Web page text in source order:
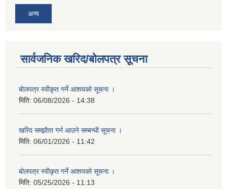
अन्य
सार्वजनिक खरिद/बोलपत्र सूचना
बोलपत्र स्वीकृत गर्ने आशयको सूचना ।
मिति: 06/08/2026 - 14:38
खरिद सम्झौता गर्न आउने सम्बन्धी सूचना ।
मिति: 06/01/2026 - 11:42
बोलपत्र स्वीकृत गर्ने आशयको सूचना ।
मिति: 05/25/2026 - 11:13